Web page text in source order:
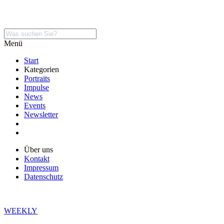
Menü
Start
Kategorien
Portraits
Impulse
News
Events
Newsletter
Über uns
Kontakt
Impressum
Datenschutz
WEEKLY